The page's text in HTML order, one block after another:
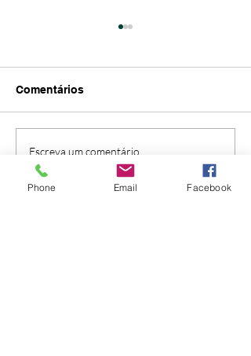
Comentários
Escreva um comentário
Phone Email Facebook